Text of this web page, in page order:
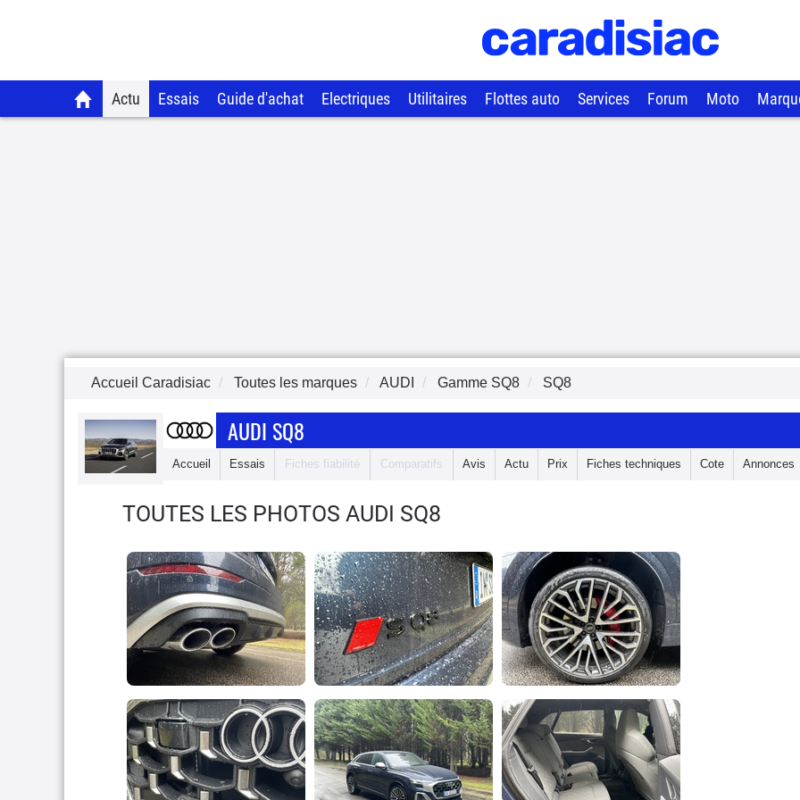
Actu Essais Guide d'achat Electriques Utilitaires Flottes auto Services Forum Moto
Accueil Caradisiac Toutes les marques AUDI Gamme SQ8 SQ8
AUDI SQ8
Accueil Essais Fiches fiabilité Comparatifs Avis Actu Prix Fiches techniques Cote Annonces
TOUTES LES PHOTOS AUDI SQ8